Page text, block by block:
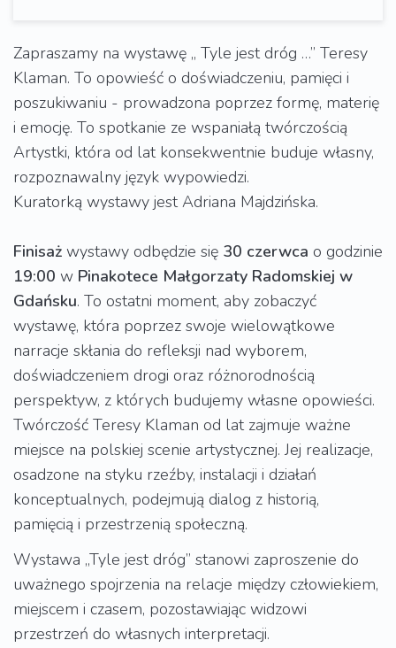
Zapraszamy na wystawę „ Tyle jest dróg …” Teresy
Klaman. To opowieść o doświadczeniu, pamięci i
poszukiwaniu - prowadzona poprzez formę, materię
i emocję. To spotkanie ze wspaniałą twórczością
Artystki, która od lat konsekwentnie buduje własny,
rozpoznawalny język wypowiedzi.
Kuratorką wystawy jest Adriana Majdzińska.
Finisaż wystawy odbędzie się 30 czerwca o godzinie
19:00 w Pinakotece Małgorzaty Radomskiej w
Gdańsku. To ostatni moment, aby zobaczyć
wystawę, która poprzez swoje wielowątkowe
narracje skłania do refleksji nad wyborem,
doświadczeniem drogi oraz różnorodnością
perspektyw, z których budujemy własne opowieści.
Twórczość Teresy Klaman od lat zajmuje ważne
miejsce na polskiej scenie artystycznej. Jej realizacje,
osadzone na styku rzeźby, instalacji i działań
konceptualnych, podejmują dialog z historią,
pamięcią i przestrzenią społeczną.
Wystawa „Tyle jest dróg” stanowi zaproszenie do
uważnego spojrzenia na relacje między człowiekiem,
miejscem i czasem, pozostawiając widzowi
przestrzeń do własnych interpretacji.